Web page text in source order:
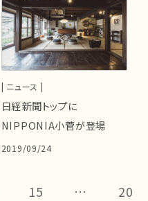
| ニュース |
日経新聞トップに
NIPPONIA小菅が登場
2019/09/24
15 … 20